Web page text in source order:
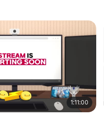
1:11:00